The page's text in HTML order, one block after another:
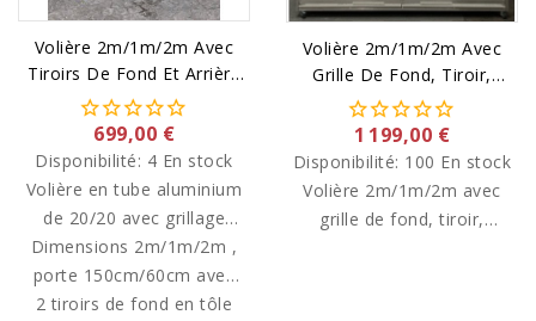
Volière 2m/1m/2m Avec
Tiroirs De Fond Et Arrière
Fermé
699,00 €
Disponibilité: 4 En stock
Volière en tube aluminium
de 20/20 avec grillage
qualité européenne
premium.
Dimensions 2m/1m/2m ,
porte 150cm/60cm avec
plateau tournant 3
2 tiroirs de fond en tôle
Volière 2m/1m/2m Avec
Grille De Fond, Tiroir,
Roulettes Et Arrière
Fermé.
1 199,00 €
Disponibilité: 100 En stock
Volière 2m/1m/2m avec
grille de fond, tiroir,